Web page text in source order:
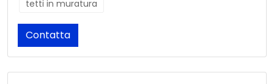
tetti in muratura
Contatta